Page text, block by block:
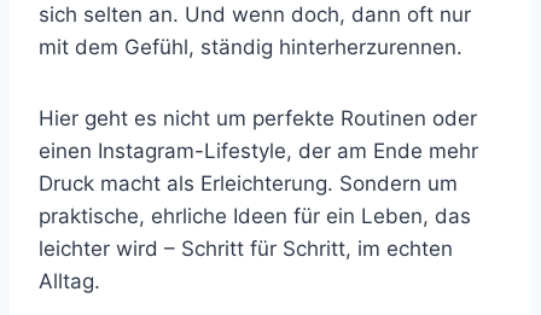
sich selten an. Und wenn doch, dann oft nur
mit dem Gefühl, ständig hinterherzurennen.
Hier geht es nicht um perfekte Routinen oder
einen Instagram-Lifestyle, der am Ende mehr
Druck macht als Erleichterung. Sondern um
praktische, ehrliche Ideen für ein Leben, das
leichter wird – Schritt für Schritt, im echten
Alltag.